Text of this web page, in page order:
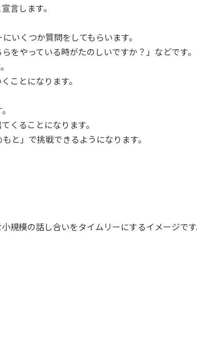
言します。
いくつか質問をしてもらいます。
をやっている時がたのしいですか？」などです。
ことになります。
くることになります。
と」で挑戦できるようになります。
規模の話し合いをタイムリーにするイメージです